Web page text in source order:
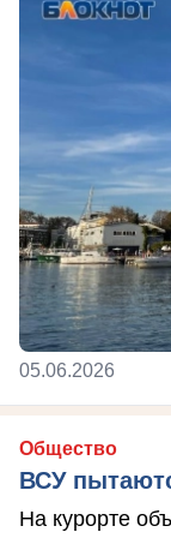
05.06.2026
Общество
ВСУ
На курорте